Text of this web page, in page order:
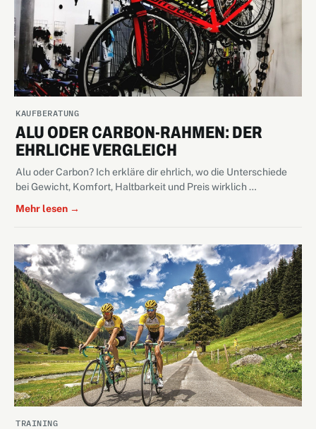
KAUFBERATUNG
ALU ODER CARBON-RAHMEN: DER
EHRLICHE VERGLEICH
Alu oder Carbon? Ich erkläre dir ehrlich, wo die Unterschiede
bei Gewicht, Komfort, Haltbarkeit und Preis wirklich …
Mehr lesen →
TRAINING